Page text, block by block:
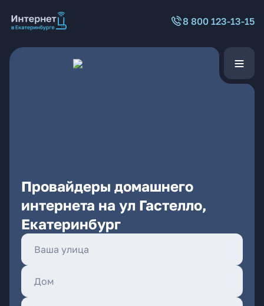
8 800 123-13-15
Провайдеры домашнего
интернета на ул Гастелло,
Екатеринбург